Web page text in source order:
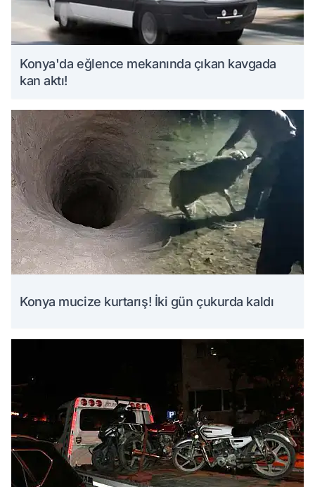
Konya'da eğlence mekanında çıkan kavgada
kan aktı!
Konya mucize kurtarış! İki gün çukurda kaldı